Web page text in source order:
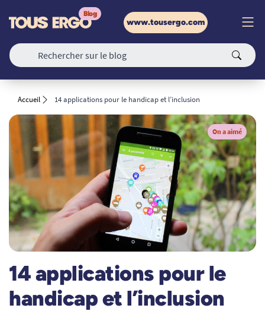
www.tousergo.com
Accueil 14 applications pour le handicap et l’inclusion
14 applications pour le
handicap et l’inclusion
On a aimé